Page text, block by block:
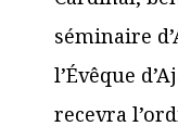
séminaire
l’Évêque
recevra